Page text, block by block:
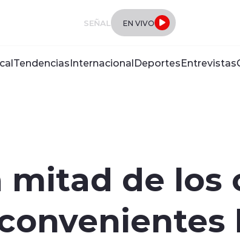
SEÑAL EN VIVO
TendenciasInternacionalDeportesEntrevistas
mitad de